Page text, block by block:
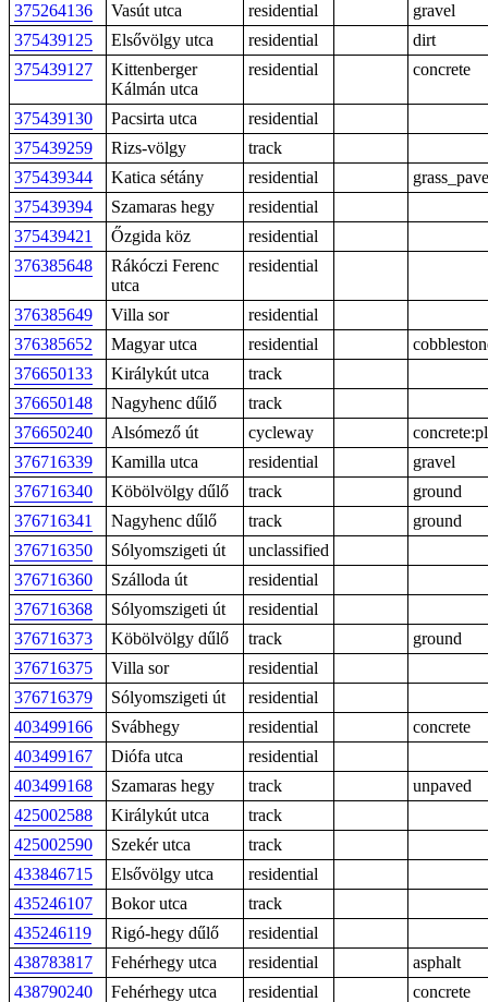
375264136
Vasút utca residential
gravel
375439125
Elsővölgy utca residential
dirt
375439127
Kittenberger
Kálmán utca
residential concrete
375439130 Pacsirta utca
residential
375439259
Rizs-völgy
track
375439344
Katica sétány residential
375439394
Szamaras hegy
residential
375439421
Őzgida köz
residential
376385648
Rákóczi Ferenc
utca
residential
376385649 Villa sor
residential
376385652
Magyar utca residential
376650133
Királykút utca
track
376650148
Nagyhenc dűlő
track
376650240
Alsómező út cycleway
376716339
Kamilla utca residential
gravel
376716340
Köbölvölgy dűlő track
ground
376716341
Nagyhenc dűlő track
ground
376716350
Sólyomszigeti út
unclassified
376716360
Szálloda út
residential
376716368
Sólyomszigeti út
residential
376716373
Köbölvölgy dűlő track
ground
376716375
Villa sor
residential
376716379
Sólyomszigeti út
residential
403499166
Svábhegy residential
concrete
403499167
Diófa utca
residential
403499168
Szamaras hegy track
unpaved
425002588
Királykút utca
track
425002590
Szekér utca
track
433846715
Elsővölgy utca
residential
435246107
Bokor utca
track
435246119
Rigó-hegy dűlő
residential
438783817
Fehérhegy utca residential
asphalt
438790240
Fehérhegy utca residential concrete